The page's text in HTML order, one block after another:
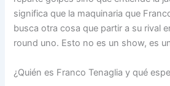
significa que la maquinaria que
busca otra cosa que partir a su rival
round uno. Esto no es un show, es
¿Quién es Franco Tenaglia y qué